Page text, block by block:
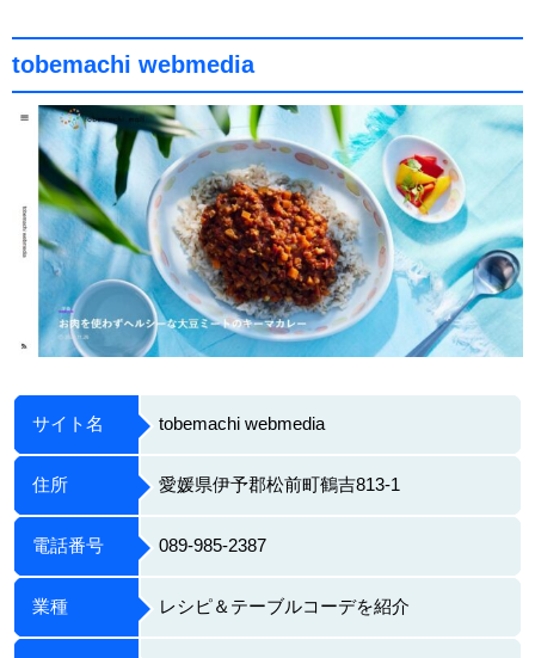
tobemachi webmedia
サイト名 tobemachi webmedia
住所 愛媛県伊予郡松前町鶴吉813-1
電話番号 089-985-2387
業種 レシピ＆テーブルコーデを紹介